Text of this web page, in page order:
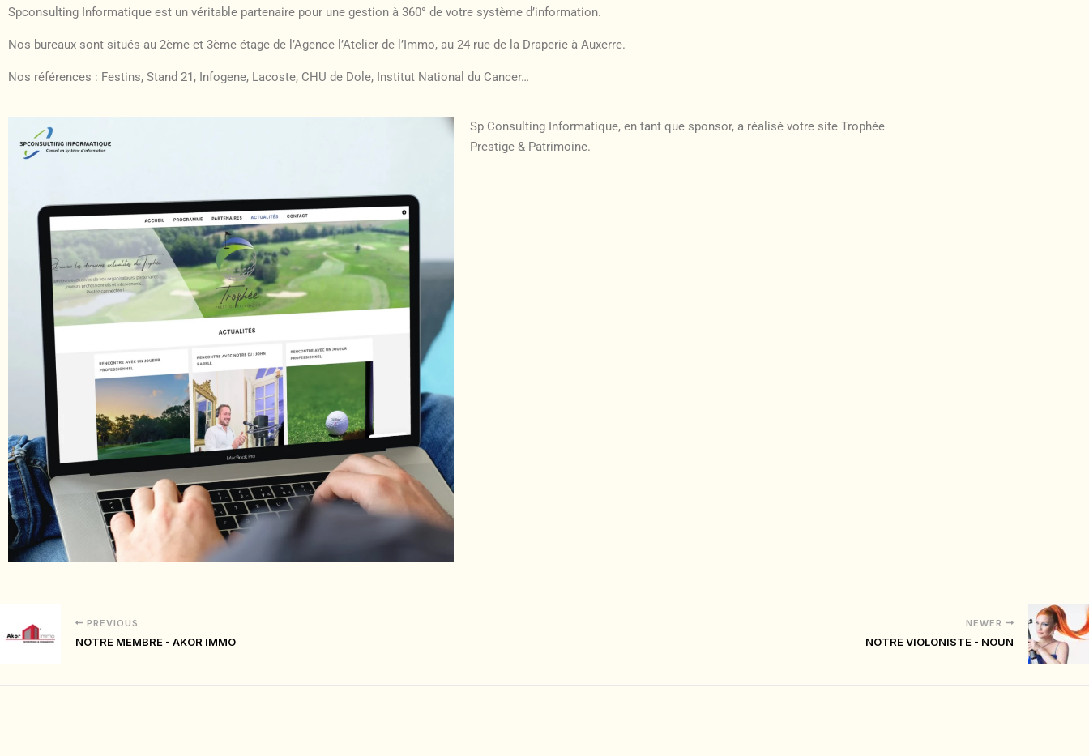
Spconsulting Informatique est un véritable partenaire pour une gestion à 360° de votre système d’information.
Nos bureaux sont situés au 2ème et 3ème étage de l’Agence l’Atelier de l’Immo, au 24 rue de la Draperie à Auxerre.
Nos références : Festins, Stand 21, Infogene, Lacoste, CHU de Dole, Institut National du Cancer…
Sp Consulting Informatique, en tant que sponsor, a réalisé votre site Trophée
Prestige & Patrimoine.
PREVIOUS
NOTRE MEMBRE - AKOR IMMO
NEWER
NOTRE VIOLONISTE - NOUN